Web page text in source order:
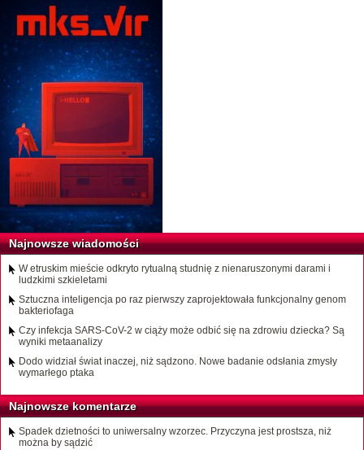
Najnowsze wiadomości
W etruskim mieście odkryto rytualną studnię z nienaruszonymi darami i
ludzkimi szkieletami
Sztuczna inteligencja po raz pierwszy zaprojektowała funkcjonalny genom
bakteriofaga
Czy infekcja SARS-CoV-2 w ciąży może odbić się na zdrowiu dziecka? Są
wyniki metaanalizy
Dodo widział świat inaczej, niż sądzono. Nowe badanie odsłania zmysły
wymarłego ptaka
Najnowsze komentarze
Spadek dzietności to uniwersalny wzorzec. Przyczyna jest prostsza, niż
można by sądzić